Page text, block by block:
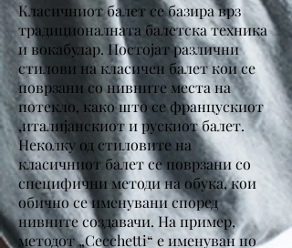
Класичниот балет се базира врз
традиционалната балетска техника
и вокабулар. Постојат различни
стилови на класичен балет кои се
поврзани со нивните места на
потекло, како што се францускиот
,италијанскиот и рускиот балет.
Неколку од стиловите на
класичниот балет се поврзани со
специфични методи на обука, кои
обично се именувани според
нивните создавачи. На пример,
методот „Cecchetti“ е именуван по